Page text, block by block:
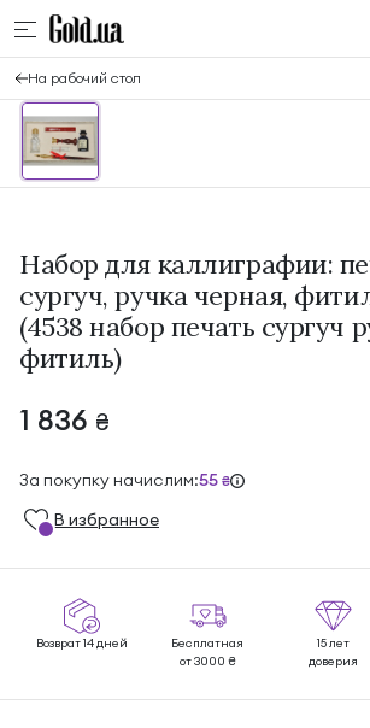
На рабочий стол
Набор для каллиграфии:
сургуч, ручка черная,
(4538 набор печать сургуч
фитиль)
1 836 ₴
За покупку начислим:55 ₴
В избранноe
Возврат 14 дней
Бесплатная
от 3000 ₴
15 лет
доверия